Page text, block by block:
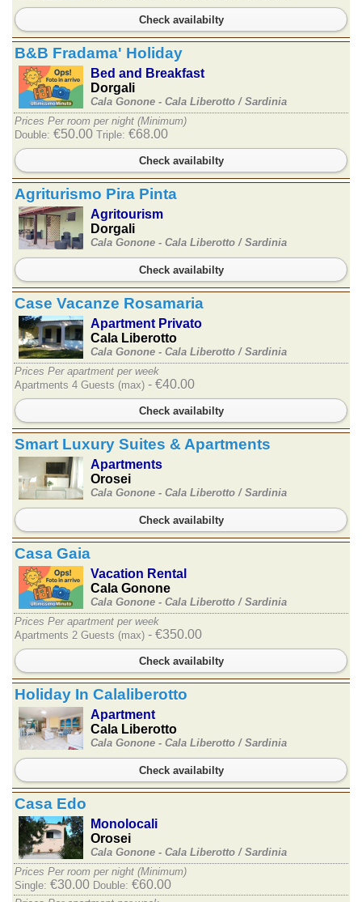
Check availabilty
B&B Fradama' Holiday
Bed and Breakfast
Dorgali
Cala Gonone - Cala Liberotto / Sardinia
Prices Per room per night (Minimum)
Double: €50.00 Triple: €68.00
Check availabilty
Agriturismo Pira Pinta
Agritourism
Dorgali
Cala Gonone - Cala Liberotto / Sardinia
Check availabilty
Case Vacanze Rosamaria
Apartment Privato
Cala Liberotto
Cala Gonone - Cala Liberotto / Sardinia
Prices Per apartment per week
Apartments 4 Guests (max) - €40.00
Check availabilty
Smart Luxury Suites & Apartments
Apartments
Orosei
Cala Gonone - Cala Liberotto / Sardinia
Check availabilty
Casa Gaia
Vacation Rental
Cala Gonone
Cala Gonone - Cala Liberotto / Sardinia
Prices Per apartment per week
Apartments 2 Guests (max) - €350.00
Check availabilty
Holiday In Calaliberotto
Apartment
Cala Liberotto
Cala Gonone - Cala Liberotto / Sardinia
Check availabilty
Casa Edo
Monolocali
Orosei
Cala Gonone - Cala Liberotto / Sardinia
Prices Per room per night (Minimum)
Single: €30.00 Double: €60.00